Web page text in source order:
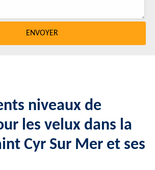
niveaux de
les velux dans la
Cyr Sur Mer et ses